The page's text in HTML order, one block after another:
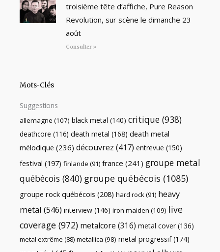
troisième tête d’affiche, Pure Reason
Revolution, sur scène le dimanche 23
août
Consulter »
Mots-Clés
Suggestions
allemagne (107) black metal (140) critique (938)
deathcore (116) death metal (168) death metal
mélodique (236) découvrez (417) entrevue (150)
festival (197) finlande (91) france (241) groupe metal
québécois (840) groupe québécois (1085)
groupe rock québécois (208) hard rock(91) heavy
metal (546) interview (146) iron maiden (109) live
coverage (972) metalcore (316) metal cover (136)
metal extrême (88) metallica (98) metal progressif(174)